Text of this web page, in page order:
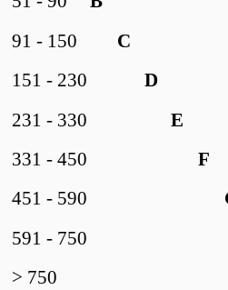
C
91 - 150
D
151 - 230
E
231 - 330
F
331 - 450
451 - 590
591 - 750
> 750